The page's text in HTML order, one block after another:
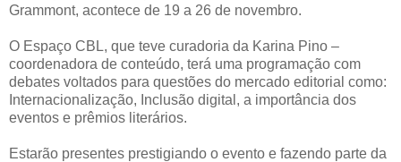
Grammont, acontece de 19 a 26 de novembro.
O Espaço CBL, que teve curadoria da Karina Pino –
coordenadora de conteúdo, terá uma programação com
debates voltados para questões do mercado editorial como:
Internacionalização, Inclusão digital, a importância dos
eventos e prêmios literários.
Estarão presentes prestigiando o evento e fazendo parte da